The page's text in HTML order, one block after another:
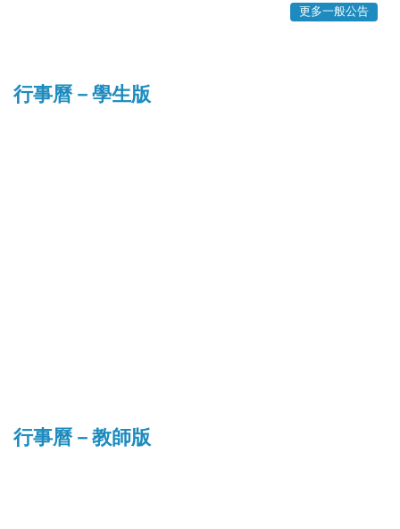
更多一般公告
行事曆－學生版
行事曆－教師版